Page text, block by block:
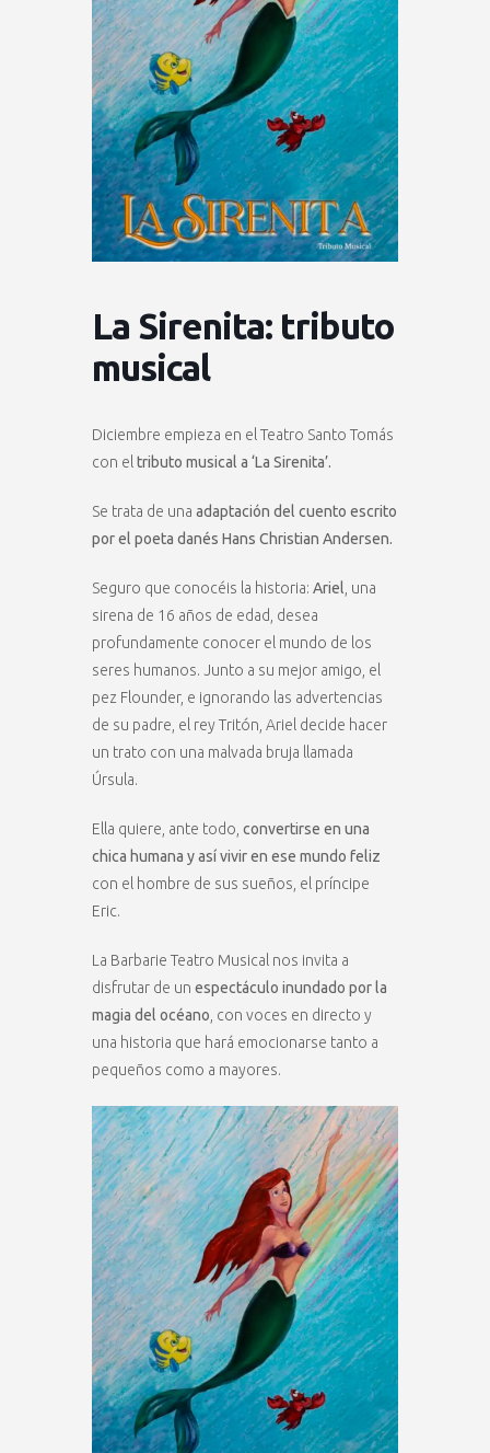
La Sirenita: tributo
musical
Diciembre empieza en el Teatro Santo Tomás
con el tributo musical a ‘La Sirenita’.
Se trata de una adaptación del cuento escrito
por el poeta danés Hans Christian Andersen.
Seguro que conocéis la historia: Ariel , una
sirena de 16 años de edad, desea
profundamente conocer el mundo de los
seres humanos. Junto a su mejor amigo, el
pez Flounder, e ignorando las advertencias
de su padre, el rey Tritón, Ariel decide hacer
un trato con una malvada bruja llamada
Úrsula.
Ella quiere, ante todo, convertirse en una
chica humana y así vivir en ese mundo feliz
con el hombre de sus sueños, el príncipe
Eric.
La Barbarie Teatro Musical nos invita a
disfrutar de un espectáculo inundado por la
magia del océano , con voces en directo y
una historia que hará emocionarse tanto a
pequeños como a mayores.